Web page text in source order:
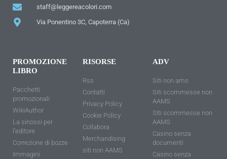
staff@leggereacolori.com
Via Ponentino 3C, Capoterra (Ca)
PROMOZIONE
LIBRO
Pacchetti
promozionali
WikiAuthor
La sinossi per
l'editore
Correzione di bozze
Immagini
RISORSE
Rss
Contatti
Privacy Policy
Cookie Policy
Collabora
Merchandising
siti non AAMS
ADV
Siti non ams
Siti scommesse non
AAMS
Siti scommesse non
AAMS
Casino senza
documenti
Casino senza